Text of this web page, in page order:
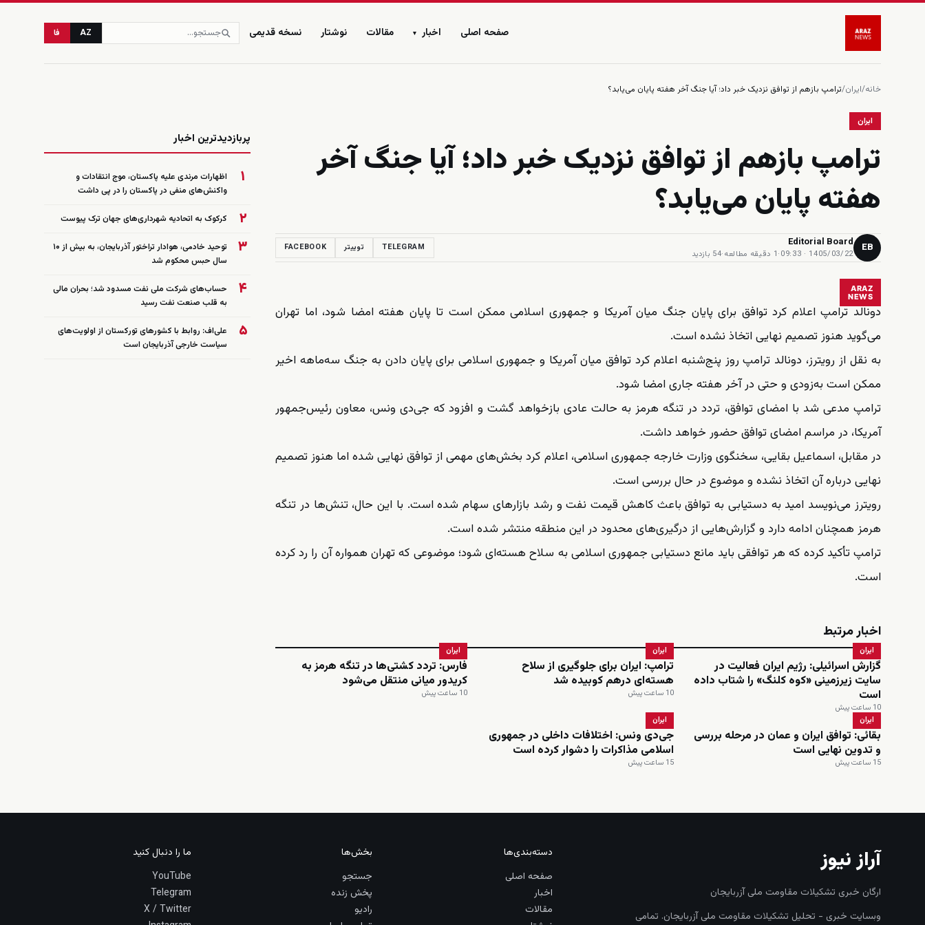
صفحه اصلی اخبار ▾ مقالات نوشتار نسخه قدیمی AZ فا
خانه/ایران/ترامپ بازهم از توافق نزدیک خبر داد؛ آیا جنگ آخر هفته پایان می‌یابد؟
ایران
ترامپ بازهم از توافق نزدیک خبر داد؛ آیا جنگ آخر
هفته پایان می‌یابد؟
EB
Editorial Board
1405/03/22 · 09:33
·1 دقیقه مطالعه ·54 بازدید
TELEGRAM توییتر FACEBOOK
ARAZ
NEWS
دونالد ترامپ اعلام کرد توافق برای پایان جنگ میان آمریکا و جمهوری اسلامی ممکن است تا پایان هفته امضا شود، اما تهران
می‌گوید هنوز تصمیم نهایی اتخاذ نشده است.
به نقل از رویترز، دونالد ترامپ روز پنج‌شنبه اعلام کرد توافق میان آمریکا و جمهوری اسلامی برای پایان دادن به جنگ سه‌ماهه اخیر
ممکن است به‌زودی و حتی در آخر هفته جاری امضا شود.
ترامپ مدعی شد با امضای توافق، تردد در تنگه هرمز به حالت عادی بازخواهد گشت و افزود که جی‌دی ونس، معاون رئیس‌جمهور
آمریکا، در مراسم امضای توافق حضور خواهد داشت.
در مقابل، اسماعیل بقایی، سخنگوی وزارت خارجه جمهوری اسلامی، اعلام کرد بخش‌های مهمی از توافق نهایی شده اما هنوز تصمیم
نهایی درباره آن اتخاذ نشده و موضوع در حال بررسی است.
رویترز می‌نویسد امید به دستیابی به توافق باعث کاهش قیمت نفت و رشد بازارهای سهام شده است. با این حال، تنش‌ها در تنگه
هرمز همچنان ادامه دارد و گزارش‌هایی از درگیری‌های محدود در این منطقه منتشر شده است.
ترامپ تأکید کرده که هر توافقی باید مانع دستیابی جمهوری اسلامی به سلاح هسته‌ای شود؛ موضوعی که تهران همواره آن را رد کرده
است.
اخبار مرتبط
ایران
گزارش اسرائیلی: رژیم ایران فعالیت در
سایت زیرزمینی «کوه کلنگ» را شتاب داده
است
10 ساعت پیش
ایران
ترامپ: ایران برای جلوگیری از سلاح
هسته‌ای درهم کوبیده شد
10 ساعت پیش
ایران
فارس: تردد کشتی‌ها در تنگه هرمز به
کریدور میانی منتقل می‌شود
10 ساعت پیش
ایران
بقائی: توافق ایران و عمان در مرحله بررسی
و تدوین نهایی است
15 ساعت پیش
ایران
جی‌دی ونس: اختلافات داخلی در جمهوری
اسلامی مذاکرات را دشوار کرده است
15 ساعت پیش
پربازدیدترین اخبار
۱
اظهارات مرندی علیه پاکستان، موج انتقادات و
واکنش‌های منفی در پاکستان را در پی داشت
۲ کرکوک به اتحادیه شهرداری‌های جهان ترک پیوست
۳
توحید خادمی، هوادار تراختور آذربایجان، به بیش از ۱۰
سال حبس محکوم شد
۴
حساب‌های شرکت ملی نفت مسدود شد؛ بحران مالی
به قلب صنعت نفت رسید
۵
علی‌اف: روابط با کشورهای تورکستان از اولویت‌های
سیاست خارجی آذربایجان است
آراز نیوز
ارگان خبری تشکیلات مقاومت ملی آزربایجان
وبسایت خبری - تحلیل تشکیلات مقاومت ملی آزربایجان. تمامی
دسته‌بندی‌ها
صفحه اصلی
اخبار
مقالات
بخش‌ها
جستجو
پخش زنده
رادیو
ما را دنبال کنید
YouTube
Telegram
X / Twitter